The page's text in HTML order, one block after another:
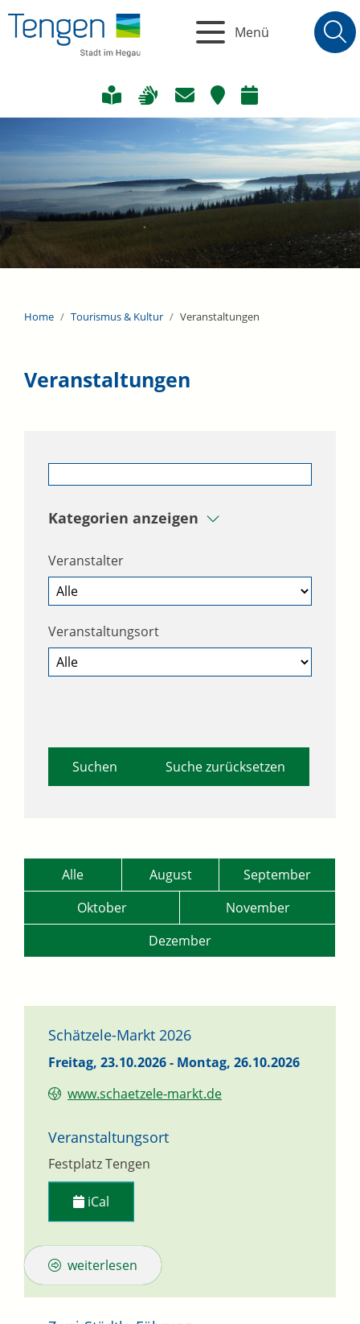
Menü
Home Tourismus & Kultur Veranstaltungen
Veranstaltungen
Kategorien anzeigen
Veranstalter
Veranstaltungsort
Suche zurücksetzen
Alle August
September
Oktober
November
Dezember
Schätzele-Markt 2026
Freitag, 23.10.2026- Montag, 26.10.2026
www.schaetzele-markt.de
Veranstaltungsort
Festplatz Tengen
iCal
weiterlesen